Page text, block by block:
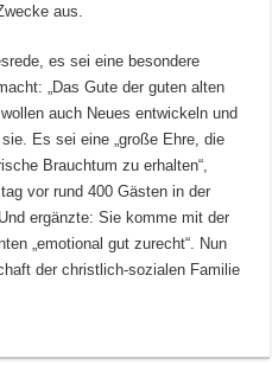
aus.
es sei eine besondere
„Das Gute der guten alten
auch Neues entwickeln und
Es sei eine „große Ehre, die
Brauchtum zu erhalten“,
vor rund 400 Gästen in der
ergänzte: Sie komme mit der
„emotional gut zurecht“. Nun
der christlich-sozialen Familie